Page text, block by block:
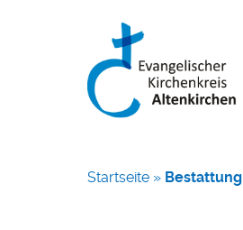
Startseite » Bestattung